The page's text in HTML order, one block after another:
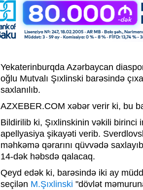
Yekaterinburqda Azərbaycan
oğlu Mutvalı Şıxlinski barəsində
saxlanılıb.
AZXEBER.COM xəbər verir ki, bu
Bildirilib ki, Şıxlinskinin vəkili birinci
apellyasiya şikayəti verib.
məhkəmə qərarını qüvvədə
14-dək həbsdə qalacaq.
Qeyd edək ki, barəsində iki ay
seçilən M.Şıxlinski "dövlət